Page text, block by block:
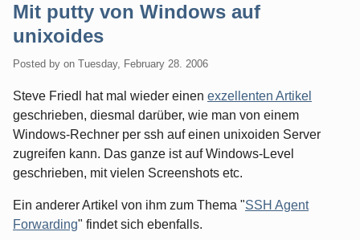
Mit putty von Windows auf
unixoides
Posted by on Tuesday, February 28. 2006
Steve Friedl hat mal wieder einen exzellenten Artikel
geschrieben, diesmal darüber, wie man von einem
Windows-Rechner per ssh auf einen unixoiden Server
zugreifen kann. Das ganze ist auf Windows-Level
geschrieben, mit vielen Screenshots etc.
Ein anderer Artikel von ihm zum Thema "SSH Agent
Forwarding" findet sich ebenfalls.